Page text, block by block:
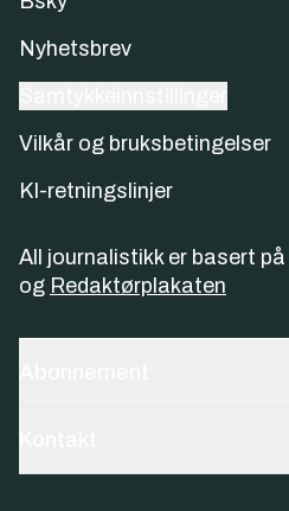
Nyhetsbrev
Vilkår og bruksbetingelser
KI-retningslinjer
All journalistikk er basert på
og Redaktørplakaten